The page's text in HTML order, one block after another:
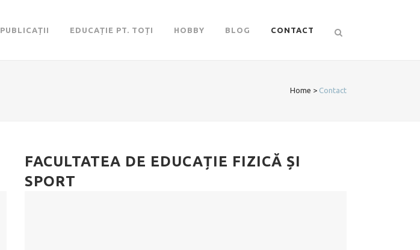
PUBLICAȚII EDUCAȚIE PT. TOȚI HOBBY BLOG CONTACT
Home > Contact
FACULTATEA DE EDUCAȚIE FIZICĂ ȘI
SPORT